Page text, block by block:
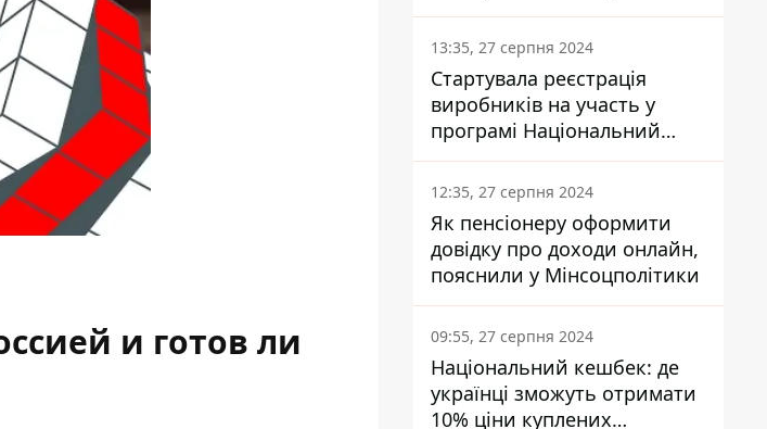
и готов ли
13:35, 27 серпня 2024
Стартувала реєстрація
виробників на участь у
програмі Національний
кешбек: як це зробити
через портал Дія
12:35, 27 серпня 2024
Як пенсіонеру оформити
довідку про доходи онлайн,
пояснили у Мінсоцполітики
09:55, 27 серпня 2024
Національний кешбек: де
українці зможуть отримати
10% ціни куплених